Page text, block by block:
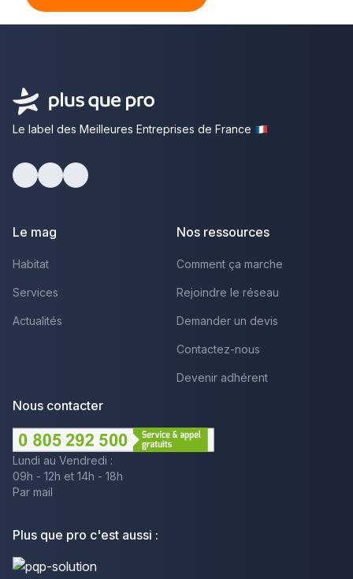
Le label des Meilleures Entreprises de France
Le mag
Habitat
Services
Actualités
Nos ressources
Comment ça marche
Rejoindre le réseau
Demander un devis
Contactez-nous
Devenir adhérent
Nous contacter
Lundi au Vendredi :
09h - 12h et 14h - 18h
Par mail
Plus que pro c'est aussi :